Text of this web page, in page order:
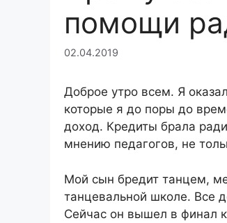
помощи
02.04.2019
Доброе утро всем. Я
которые я до поры до
доход. Кредиты брала
мнению педагогов, не
Мой сын бредит танцем,
танцевальной школе. Все
Сейчас он вышел в финал